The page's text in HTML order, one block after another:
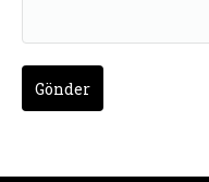
Gönder